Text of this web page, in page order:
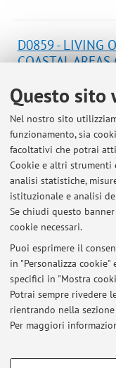
Questo sito
Nel nostro sito
funzionamento, sia
facoltativi che potrai
Cookie e altri
analisi statistiche,
istituzionale e analisi
Se chiudi questo
cookie necessari.
Puoi esprimere il
in "Personalizza
specifici in "Mostra
Potrai sempre rivedere
rientrando nella
Per maggiori
COOKIE DI
D0859 - LIVING
COASTAL
Corso:
Corso
unico)
Corso
Corso
Corso
medicina
Inizio corso Stratigrafia
Pubblicato il: 27 settembre